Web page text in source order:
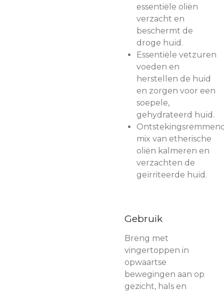
essentiële oliën
verzacht en
beschermt de
droge huid.
Essentiële vetzuren
voeden en
herstellen de huid
en zorgen voor een
soepele,
gehydrateerd huid.
mix van etherische
oliën kalmeren en
verzachten de
geïrriteerde huid.
Gebruik
Breng met
vingertoppen in
opwaartse
bewegingen aan op
gezicht, hals en